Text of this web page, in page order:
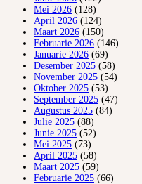
Mei 2026 (128)
April 2026 (124)
Maart 2026 (150)
Februarie 2026 (146)
Januarie 2026 (69)
Desember 2025 (58)
November 2025 (54)
Oktober 2025 (53)
September 2025 (47)
Augustus 2025 (84)
Julie 2025 (88)
Junie 2025 (52)
Mei 2025 (73)
April 2025 (58)
Maart 2025 (59)
Februarie 2025 (66)